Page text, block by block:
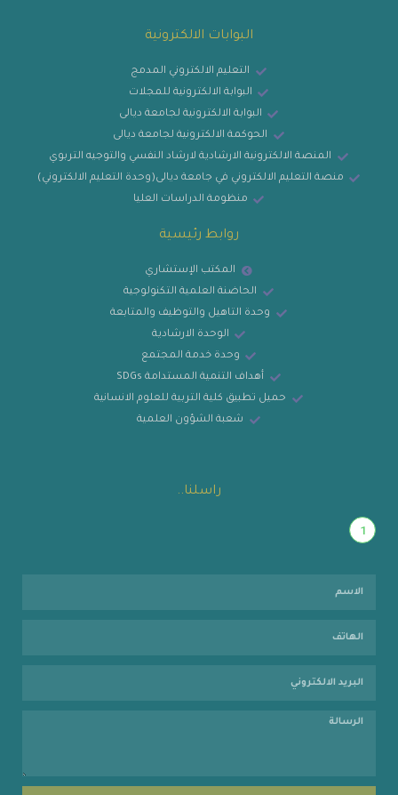
البوابات الالكترونية
التعليم الالكتروني المدمج
البوابة الالكترونية للمجلات
البوابة الالكترونية لجامعة ديالى
الحوكمة الالكترونية لجامعة ديالى
المنصة الالكترونية الارشادية لارشاد النفسي والتوجيه التربوي
منصة التعليم الالكتروني في جامعة ديالى(وحدة التعليم الالكتروني)
منظومة الدراسات العليا
روابط رئيسية
المكتب الإستشاري
الحاضنة العلمية التكنولوجية
وحدة التاهيل والتوظيف والمتابعة
الوحدة الارشادية
وحدة خدمة المجتمع
أهداف التنمية المستدامة SDGs
حميل تطبيق كلية التربية للعلوم الانسانية
شعبة الشؤون العلمية
راسلنا..
1